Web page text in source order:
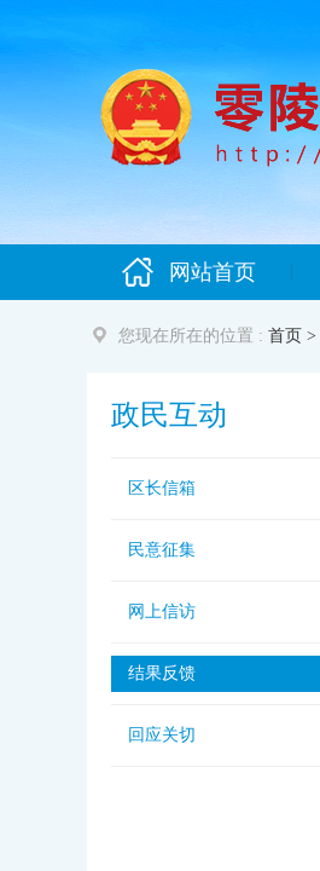
网站首页
您现在所在的位置 : 首页 >
政民互动
区长信箱
民意征集
网上信访
结果反馈
回应关切